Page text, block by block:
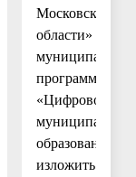
Московской
области»
муниципальной
программы
«Цифровое
муниципальное
образование»
изложить